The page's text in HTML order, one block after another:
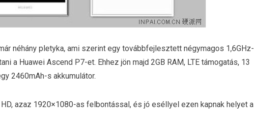
néhány pletyka, ami szerint egy továbbfejlesztett négymagos 1,6GHz-
a Huawei Ascend P7-et. Ehhez jön majd 2GB RAM, LTE támogatás, 13
2460mAh-s akkumulátor.
azaz 1920×1080-as felbontással, és jó eséllyel ezen kapnak helyet a